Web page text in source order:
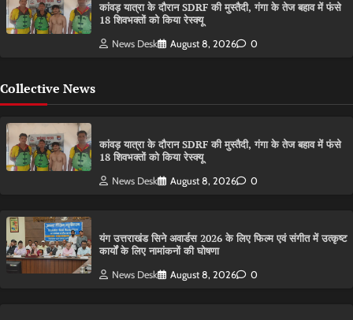
कांवड़ यात्रा के दौरान SDRF की मुस्तैदी, गंगा के तेज बहाव में फंसे
18 शिवभक्तों को किया रेस्क्यू
News Desk August 8, 2026 0
Collective News
कांवड़ यात्रा के दौरान SDRF की मुस्तैदी, गंगा के तेज बहाव में फंसे
18 शिवभक्तों को किया रेस्क्यू
News Desk August 8, 2026 0
यंग उत्तराखंड सिने अवार्डस 2026 के लिए फिल्म एवं संगीत में उत्कृष्ट
कार्यों के लिए नामांकनों की घोषणा
News Desk August 8, 2026 0